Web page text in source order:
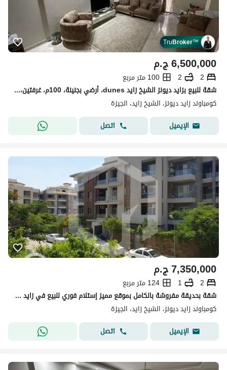
TruBroker™
ج.م6,500,000
2
2
100 متر مربع
شقة للبيع بزايد ديونز الشيخ زايد dunes، أرضي بجنينة، 100م، غرفتين، تشطيب سوبر لوكس، بالعفش والمطبخ والأجهزة.
كومباوند زايد ديونز، الشيخ زايد، الجيزة
الإيميل
اتصل
ج.م7,350,000
2
1
124 متر مربع
شقة بحديقة مفروشة بالكامل بموقع مميز إستلام فوري للبيع في زايد ديونز كومبلكس, الشيخ زايد . . . . . . . . . . . . . . . . . . . . . . . . . . . . . . .
كومباوند زايد ديونز، الشيخ زايد، الجيزة
الإيميل
اتصل